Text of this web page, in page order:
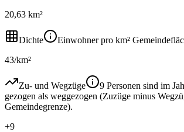
20,63 km²
Dichte
Einwohner pro km²
43/km²
Zu- und Wegzüge
9 Personen sind im
gezogen als weggezogen (Zuzüge minus
Gemeindegrenze).
+9